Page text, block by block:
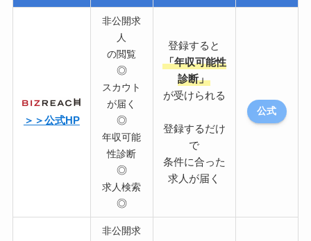
＞＞公式HP
非公開求
人
の閲覧
◎
スカウト
が届く
◎
年収可能
性診断
◎
求人検索
◎
登録すると
「年収可能性
診断」
が受けられる
登録するだけ
で
条件に合った
求人が届く
公式
非公開求